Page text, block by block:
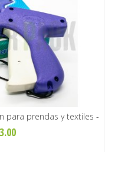
para prendas y textiles -